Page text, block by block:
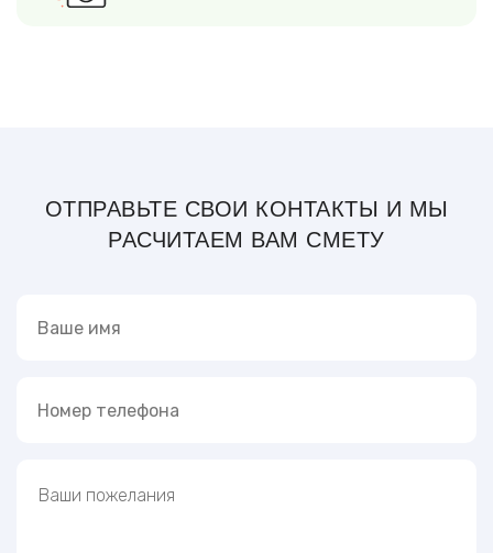
ОТПРАВЬТЕ СВОИ КОНТАКТЫ И МЫ
РАСЧИТАЕМ ВАМ СМЕТУ